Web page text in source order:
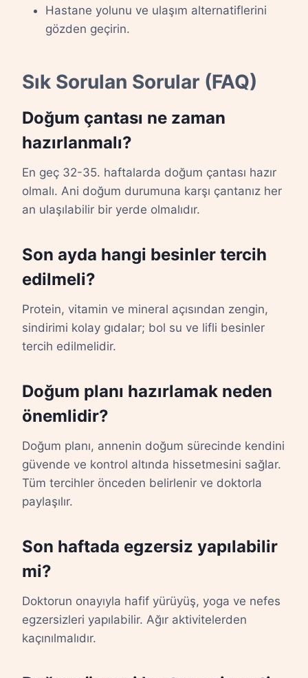
Hastane yolunu ve ulaşım alternatiflerini
gözden geçirin.
Sık Sorulan Sorular (FAQ)
Doğum çantası ne zaman
hazırlanmalı?
En geç 32-35. haftalarda doğum çantası hazır
olmalı. Ani doğum durumuna karşı çantanız her
an ulaşılabilir bir yerde olmalıdır.
Son ayda hangi besinler tercih
edilmeli?
Protein, vitamin ve mineral açısından zengin,
sindirimi kolay gıdalar; bol su ve lifli besinler
tercih edilmelidir.
Doğum planı hazırlamak neden
önemlidir?
Doğum planı, annenin doğum sürecinde kendini
güvende ve kontrol altında hissetmesini sağlar.
Tüm tercihler önceden belirlenir ve doktorla
paylaşılır.
Son haftada egzersiz yapılabilir
mi?
Doktorun onayıyla hafif yürüyüş, yoga ve nefes
egzersizleri yapılabilir. Ağır aktivitelerden
kaçınılmalıdır.